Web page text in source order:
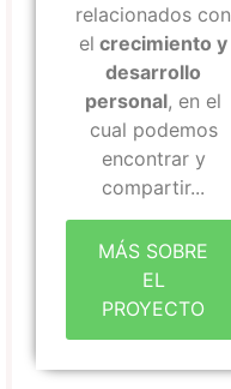
relacionados con
el crecimiento y
desarrollo
personal, en el
cual podemos
encontrar y
compartir...
MÁS SOBRE
EL
PROYECTO